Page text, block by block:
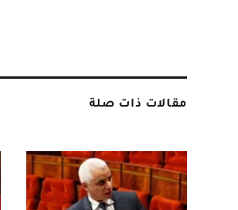
مقالات ذات صلة